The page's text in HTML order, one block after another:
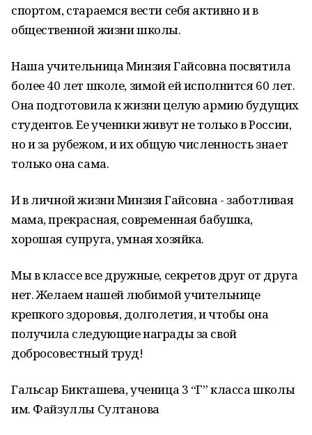
спортом, стараемся вести себя активно и в
общественной жизни школы.
Наша учительница Минзия Гайсовна посвятила
более 40 лет школе, зимой ей исполнится 60 лет.
Она подготовила к жизни целую армию будущих
студентов. Ее ученики живут не только в России,
но и за рубежом, и их общую численность знает
только она сама.
И в личной жизни Минзия Гайсовна - заботливая
мама, прекрасная, современная бабушка,
хорошая супруга, умная хозяйка.
Мы в классе все дружные, секретов друг от друга
нет. Желаем нашей любимой учительнице
крепкого здоровья, долголетия, и чтобы она
получила следующие награды за свой
добросовестный труд!
Гальсар Бикташева, ученица 3 “Г” класса школы
им. Файзуллы Султанова